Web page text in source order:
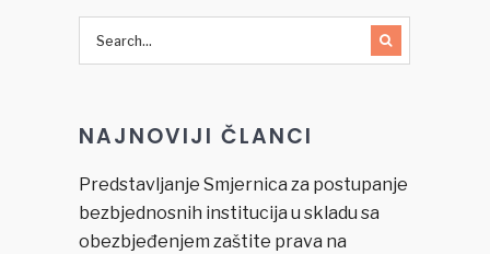
povodom
vandalskog
čina u
desio u
satima
28.03.2016.
godine
NAJNOVIJI ČLANCI
Predstavljanje Smjernica za postupanje
bezbjednosnih institucija u skladu sa
obezbjeđenjem zaštite prava na